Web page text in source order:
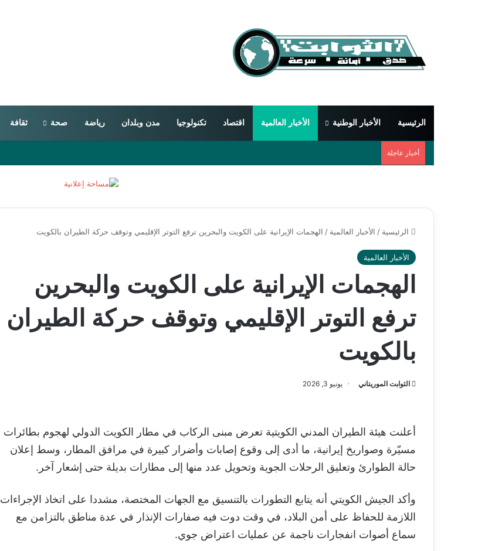
الرئيسية الأخبار الوطنية الأخبار العالمية اقتصاد تكنولوجيا مدن وبلدان رياضة صحة ثقافة
أخبار عاجلة
الرئيسية / الأخبار العالمية / الهجمات الإيرانية على الكويت والبحرين ترفع التوتر الإقليمي وتوقف حركة الطيران بالكويت
الأخبار العالمية
الهجمات الإيرانية على الكويت والبحرين
ترفع التوتر الإقليمي وتوقف حركة الطيران
بالكويت
الثوابت الموريتاني يونيو 3, 2026
أعلنت هيئة الطيران المدني الكويتية تعرض مبنى الركاب في مطار الكويت الدولي لهجوم بطائرات
مسيّرة وصواريخ إيرانية، ما أدى إلى وقوع إصابات وأضرار كبيرة في مرافق المطار، وسط إعلان
حالة الطوارئ وتعليق الرحلات الجوية وتحويل عدد منها إلى مطارات بديلة حتى إشعار آخر.
وأكد الجيش الكويتي أنه يتابع التطورات بالتنسيق مع الجهات المختصة، مشددا على اتخاذ الإجراءات
اللازمة للحفاظ على أمن البلاد، في وقت دوت فيه صفارات الإنذار في عدة مناطق بالتزامن مع
سماع أصوات انفجارات ناجمة عن عمليات اعتراض جوي.